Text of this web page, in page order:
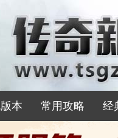
本 常用攻略 经